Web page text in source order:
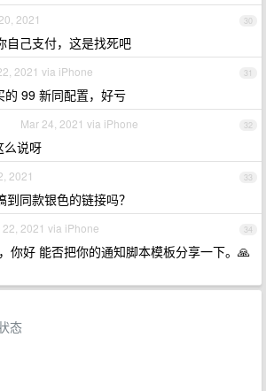
30
2021
自己支付，这是找死吧
31
2021 via iPhone
99 新同配置，好亏
32
Mar 24, 2021 via iPhone
么说呀
33
2021
同款银色的链接吗？
34
22, 2021 via iPhone
你好 能否把你的通知脚本模板分享一下。🙏
态